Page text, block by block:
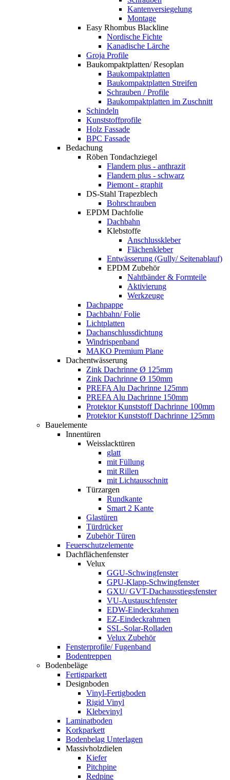
Kantenversiegelung
Montage
Easy Rhombus Blackline
Nordische Fichte
Kanadische Lärche
Groja Profile
Baukompaktplatten/ Resoplan
Baukompaktplatten
Baukompaktplatten Streifen
Schrauben / Profile
Baukompaktplatten im Zuschnitt
Schindeln
Kunststoffprofile
Holz Fassade
BPC Fassade
Bedachung
Röben Tondachziegel
Flandern plus - anthrazit
Flandern plus - schwarz
Piemont - graphit
DS-Stahl Trapezblech
Bohrschrauben
EPDM Dachfolie
Dachbahn
Klebstoffe
Anschlusskleber
Flächenkleber
Entwässerung (Gully/ Seitenablauf)
EPDM Zubehör
Nahtbänder & Formteile
Aktivierung
Werkzeuge
Dachpappe
Dachbahn/ Folie
Lichtplatten
Dachanschlussdichtung
Windrispenband
MAKO Premium Plane
Dachentwässerung
Zink Dachrinne Ø 125mm
Zink Dachrinne Ø 150mm
PREFA Alu Dachrinne 125mm
PREFA Alu Dachrinne 150mm
Protektor Kunststoff Dachrinne 100mm
Protektor Kunststoff Dachrinne 125mm
Bauelemente
Innentüren
Weisslacktüren
glatt
mit Füllung
mit Rillen
mit Lichtausschnitt
Türzargen
Rundkante
Smart 2 Kante
Glastüren
Türdrücker
Zubehör Türen
Feuerschutzelemente
Dachflächenfenster
Velux
GGU-Schwingfenster
GPU-Klapp-Schwingfenster
GXU/ GVT-Dachausstiegsfenster
VU-Austauschfenster
EDW-Eindeckrahmen
EZ-Eindeckrahmen
SSL-Solar-Rolladen
Velux Zubehör
Fensterprofile/ Fugenband
Bodentreppen
Bodenbeläge
Fertigparkett
Designboden
Vinyl-Fertigboden
Rigid Vinyl
Klebevinyl
Laminatboden
Korkparkett
Bodenbelag Unterlagen
Massivholzdielen
Kiefer
Pitchpine
Redpine